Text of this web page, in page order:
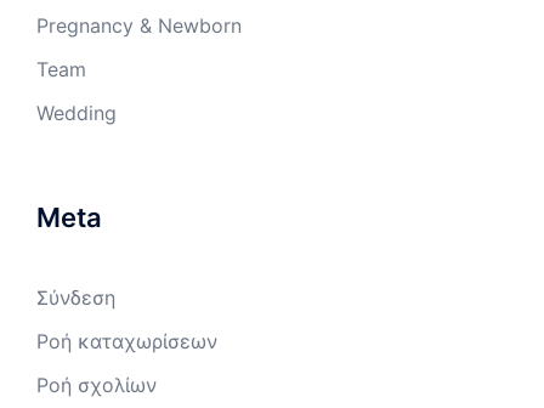
Pregnancy & Newborn
Team
Wedding
Meta
Σύνδεση
Ροή καταχωρίσεων
Ροή σχολίων